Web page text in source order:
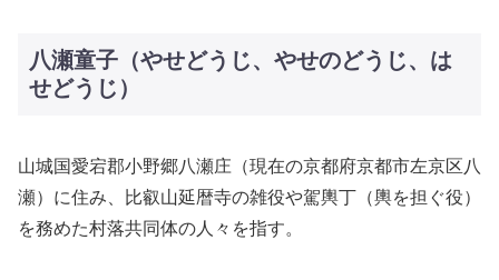
八瀬童子（やせどうじ、やせのどうじ、は
せどうじ）
山城国愛宕郡小野郷八瀬庄（現在の京都府京都市左京区八
瀬）に住み、比叡山延暦寺の雑役や駕輿丁（輿を担ぐ役）
を務めた村落共同体の人々を指す。